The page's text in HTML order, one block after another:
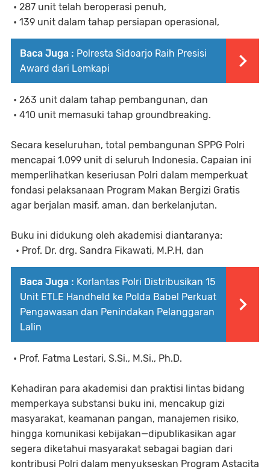
• 287 unit telah beroperasi penuh,
• 139 unit dalam tahap persiapan operasional,
Baca Juga : Polresta Sidoarjo Raih Presisi
Award dari Lemkapi
• 263 unit dalam tahap pembangunan, dan
• 410 unit memasuki tahap groundbreaking.
Secara keseluruhan, total pembangunan SPPG Polri
mencapai 1.099 unit di seluruh Indonesia. Capaian ini
memperlihatkan keseriusan Polri dalam memperkuat
fondasi pelaksanaan Program Makan Bergizi Gratis
agar berjalan masif, aman, dan berkelanjutan.
Buku ini didukung oleh akademisi diantaranya:
• Prof. Dr. drg. Sandra Fikawati, M.P.H, dan
Baca Juga : Korlantas Polri Distribusikan 15
Unit ETLE Handheld ke Polda Babel Perkuat
Pengawasan dan Penindakan Pelanggaran
Lalin
• Prof. Fatma Lestari, S.Si., M.Si., Ph.D.
Kehadiran para akademisi dan praktisi lintas bidang
memperkaya substansi buku ini, mencakup gizi
masyarakat, keamanan pangan, manajemen risiko,
hingga komunikasi kebijakan—dipublikasikan agar
segera diketahui masyarakat sebagai bagian dari
kontribusi Polri dalam menyukseskan Program Astacita